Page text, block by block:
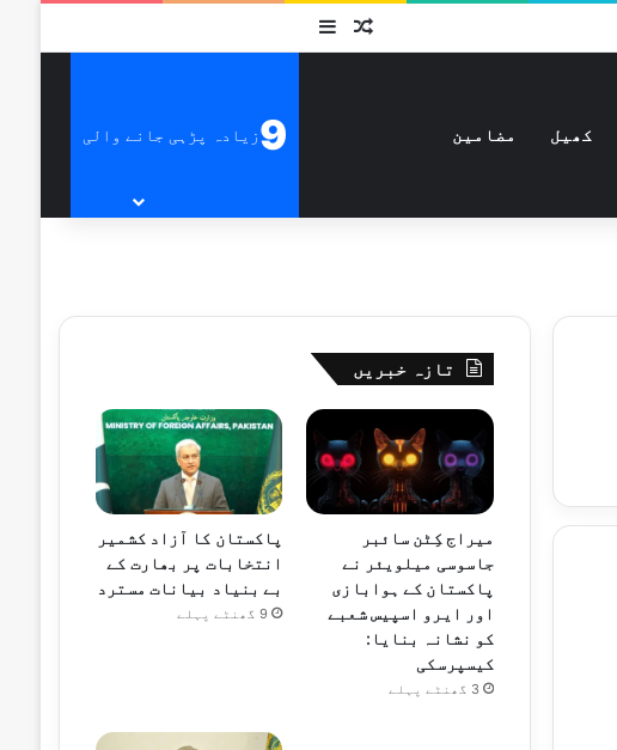
متفرق
کھیل مضامین 9زیادہ پڑہی جانے والی
تازہ خبریں
میراج کِٹن سائبر
جاسوسی میلویئر نے
پاکستان کے ہوابازی
اور ایرو اسپیس شعبے
کو نشانہ بنایا:
کیسپرسکی
3 گھنٹے پہلے
پاکستان کا آزاد کشمیر
انتخابات پر بھارت کے
بے بنیاد بیانات مسترد
9 گھنٹے پہلے